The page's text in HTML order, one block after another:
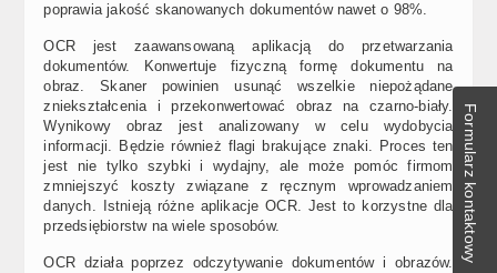
poprawia jakość skanowanych dokumentów nawet o 98%.
OCR jest zaawansowaną aplikacją do przetwarzania
dokumentów. Konwertuje fizyczną formę dokumentu na
obraz. Skaner powinien usunąć wszelkie niepożądane
zniekształcenia i przekonwertować obraz na czarno-biały.
Wynikowy obraz jest analizowany w celu wydobycia
informacji. Będzie również flagi brakujące znaki. Proces ten
jest nie tylko szybki i wydajny, ale może pomóc firmom
zmniejszyć koszty związane z ręcznym wprowadzaniem
danych. Istnieją różne aplikacje OCR. Jest to korzystne dla
przedsiębiorstw na wiele sposobów.
OCR działa poprzez odczytywanie dokumentów i obrazów.
Formularz kontaktowy